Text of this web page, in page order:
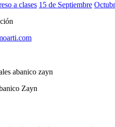
a clases 15 de Septiembre
abanico zayn
Zayn